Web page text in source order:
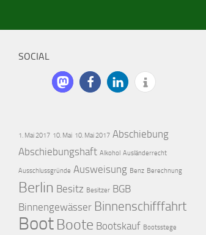
SOCIAL
1. Mai 2017 10. Mai 10. Mai 2017 Abschiebung
Abschiebungshaft Alkohol Ausländerrecht
Ausschlussgründe Ausweisung Benz Berechnung
Berlin Besitz Besitzer BGB
Binnengewässer Binnenschifffahrt
Boot Boote Bootskauf Bootsstege